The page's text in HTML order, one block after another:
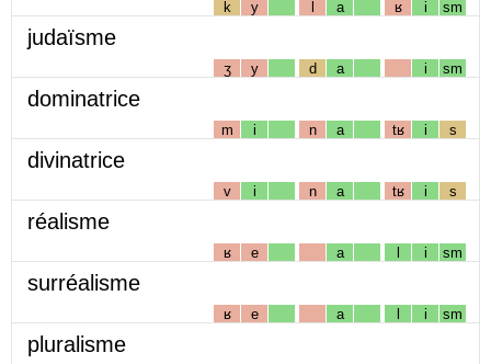
k y l a ʁ i sm
judaïsme
ʒ y d a i sm
dominatrice
m i n a tʁ i s
divinatrice
v i n a tʁ i s
réalisme
ʁ e a l i sm
surréalisme
ʁ e a l i sm
pluralisme